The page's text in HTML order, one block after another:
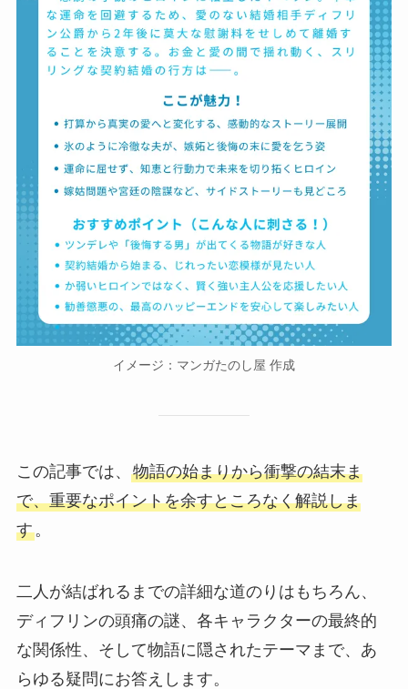
イメージ：マンガたのし屋 作成
この記事では、 物語の始まりから衝撃の結末ま
で、重要なポイントを余すところなく解説しま
す。
二人が結ばれるまでの詳細な道のりはもちろん、
ディフリンの頭痛の謎、各キャラクターの最終的
な関係性、そして物語に隠されたテーマまで、あ
らゆる疑問にお答えします。